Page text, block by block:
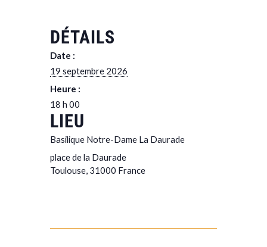
DÉTAILS
Date :
19 septembre 2026
Heure :
18 h 00
LIEU
Basilique Notre-Dame La Daurade
place de la Daurade
Toulouse 31000 France